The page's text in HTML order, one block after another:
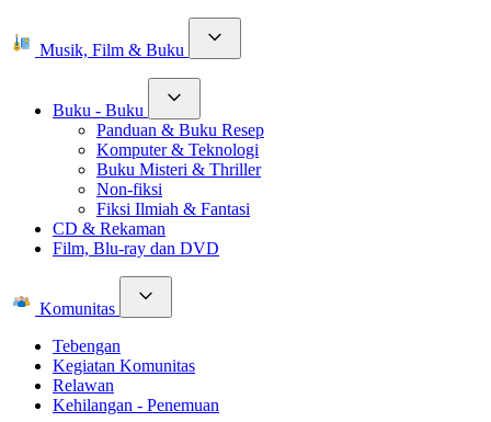
Musik, Film & Buku
Buku - Buku
Panduan & Buku Resep
Komputer & Teknologi
Buku Misteri & Thriller
Non-fiksi
Fiksi Ilmiah & Fantasi
CD & Rekaman
Film, Blu-ray dan DVD
Komunitas
Tebengan
Kegiatan Komunitas
Relawan
Kehilangan - Penemuan